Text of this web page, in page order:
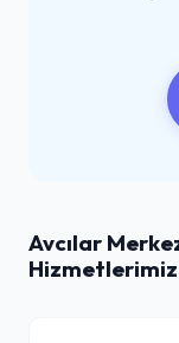
Avcılar
Hizmetlerimiz